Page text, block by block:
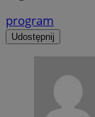
program
Udostępnij